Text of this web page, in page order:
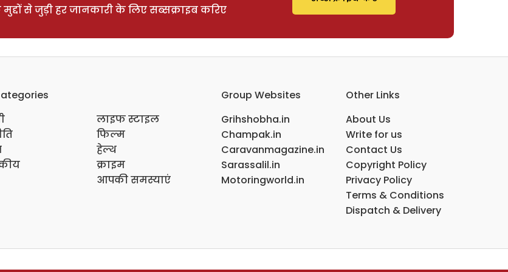
से जुड़ी हर जानकारी के लिए सब्सक्राइब करिए
लाइफ स्टाइल
फिल्म
हेल्थ
क्राइम
आपकी समस्याएं
Group Websites
Grihshobha.in
Champak.in
Caravanmagazine.in
Sarassalil.in
Motoringworld.in
Other Links
About Us
Write for us
Contact Us
Copyright Policy
Privacy Policy
Terms & Conditions
Dispatch & Delivery